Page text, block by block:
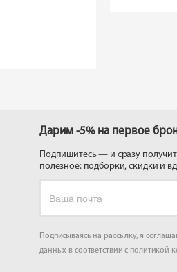
Дарим -5% на первое
Подпишитесь — и сразу
полезное: подборки, скидки и
Подписываясь на рассылку, я
данных в соответствии с политикой